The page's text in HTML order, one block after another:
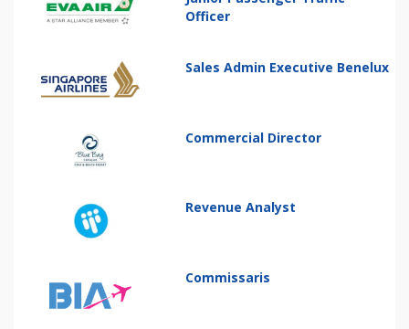
Officer
Sales Admin Executive Benelux
Commercial Director
Revenue Analyst
Commissaris